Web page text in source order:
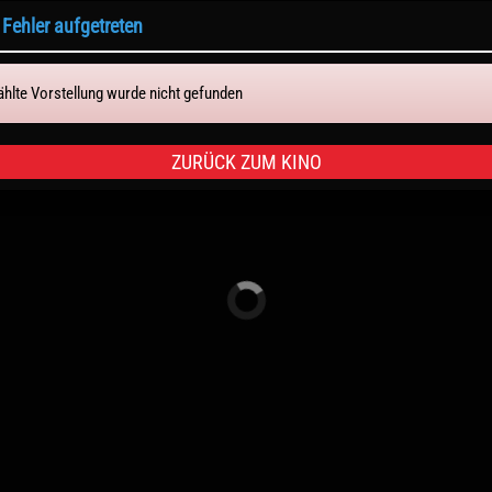
Tickets & Sitze
aufgetreten
Vorstellung wurde nicht gefunden
ZURÜCK ZUM KINO